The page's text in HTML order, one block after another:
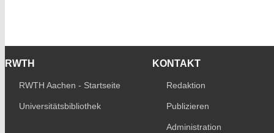
RWTH
RWTH Aachen - Startseite
Universitätsbibliothek
KONTAKT
Redaktion
Publizieren
Administration